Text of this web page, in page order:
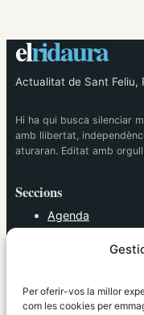
Per oferir-vos la millor
com les cookies per
elridaura
Actualitat de Sant Feliu,
Hi ha qui busca silenciar
amb llibertat,
aturaran. Editat amb orgull
Seccions
Agenda
Política
Societat